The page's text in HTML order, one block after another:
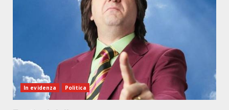
In evidenza Politica